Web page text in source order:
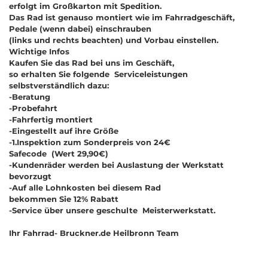
erfolgt im Großkarton mit Spedition.
Das Rad ist genauso montiert wie im Fahrradgeschäft,
Pedale (wenn dabei) einschrauben
(links und rechts beachten) und Vorbau einstellen.
Wichtige Infos
Kaufen Sie das Rad bei uns im Geschäft,
so erhalten Sie folgende Serviceleistungen
selbstverständlich dazu:
-Beratung
-Probefahrt
-Fahrfertig montiert
-Eingestellt auf ihre Größe
-1.Inspektion zum Sonderpreis von 24€
Safecode (Wert 29,90€)
-Kundenräder werden bei Auslastung der Werkstatt
bevorzugt
-Auf alle Lohnkosten bei diesem Rad
bekommen Sie 12% Rabatt
-Service über unsere geschulte Meisterwerkstatt.
Ihr Fahrrad- Bruckner.de Heilbronn Team